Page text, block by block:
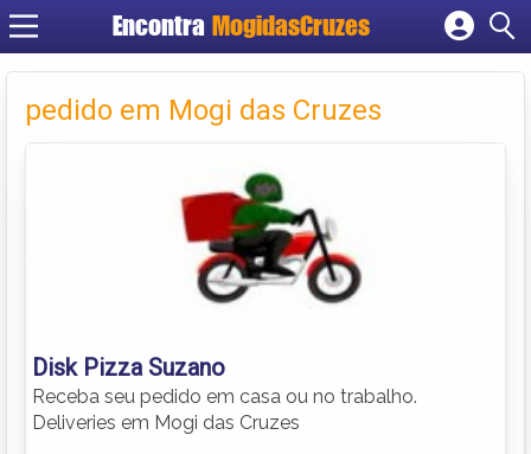
Encontra MogidasCruzes
Cadastrar empresa
Criar conta
pedido em Mogi das Cruzes
Disk Pizza Suzano
Receba seu pedido em casa ou no trabalho.
Deliveries em Mogi das Cruzes